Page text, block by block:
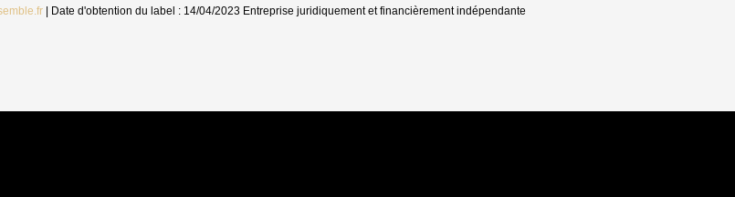
| Date d'obtention du label : 14/04/2023 Entreprise juridiquement et financièrement indépendante